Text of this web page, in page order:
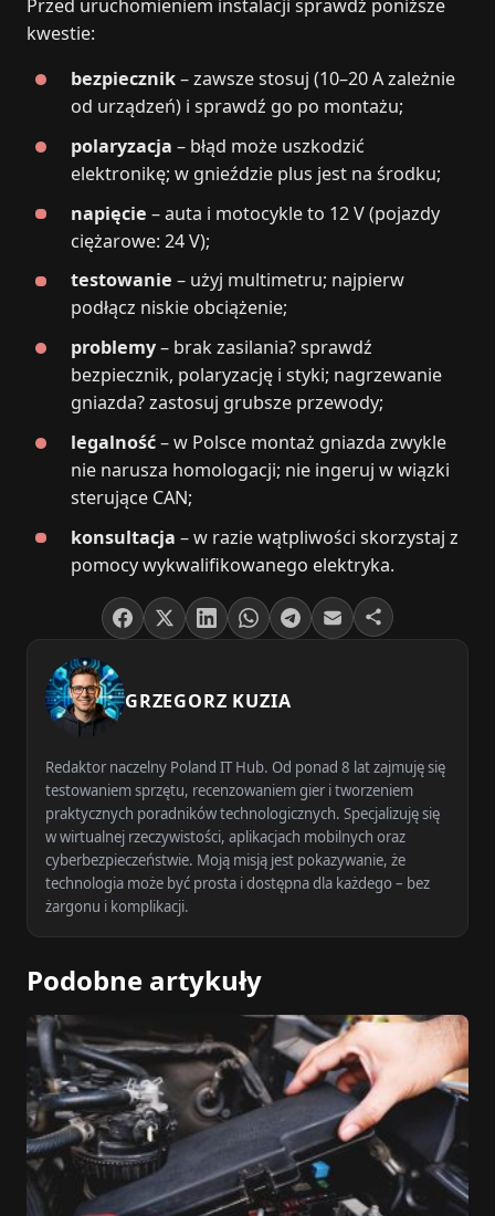
Przed uruchomieniem instalacji sprawdź poniższe
kwestie:
bezpiecznik– zawsze stosuj (10–20 A zależnie
od urządzeń) i sprawdź go po montażu;
polaryzacja – błąd może uszkodzić
elektronikę; w gnieździe plus jest na środku;
napięcie – auta i motocykle to 12 V (pojazdy
ciężarowe: 24 V);
testowanie – użyj multimetru; najpierw
podłącz niskie obciążenie;
problemy– brak zasilania? sprawdź
bezpiecznik, polaryzację i styki; nagrzewanie
gniazda? zastosuj grubsze przewody;
legalność– w Polsce montaż gniazda zwykle
nie narusza homologacji; nie ingeruj w wiązki
sterujące CAN;
konsultacja – w razie wątpliwości skorzystaj z
pomocy wykwalifikowanego elektryka.
GRZEGORZ KUZIA
Redaktor naczelny Poland IT Hub. Od ponad 8 lat zajmuję się
testowaniem sprzętu, recenzowaniem gier i tworzeniem
praktycznych poradników technologicznych. Specjalizuję się
w wirtualnej rzeczywistości, aplikacjach mobilnych oraz
cyberbezpieczeństwie. Moją misją jest pokazywanie, że
technologia może być prosta i dostępna dla każdego – bez
żargonu i komplikacji.
Podobne artykuły